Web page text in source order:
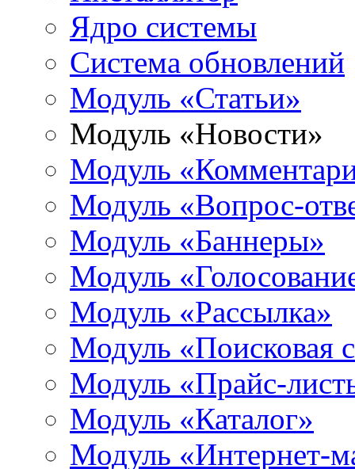
Ядро системы
Система обновлений
Модуль «Статьи»
Модуль «Новости»
Модуль
Модуль «Вопрос-
Модуль «Баннеры»
Модуль
Модуль «Рассылка»
Модуль «Поисковая
Модуль «Прайс-
Модуль «Каталог»
Модуль «Интернет-